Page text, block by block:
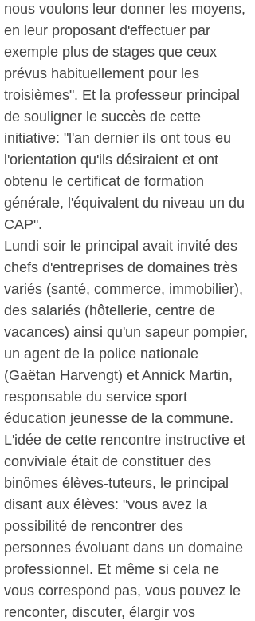
nous voulons leur donner les moyens,
en leur proposant d'effectuer par
exemple plus de stages que ceux
prévus habituellement pour les
troisièmes". Et la professeur principal
de souligner le succès de cette
initiative: "l'an dernier ils ont tous eu
l'orientation qu'ils désiraient et ont
obtenu le certificat de formation
générale, l'équivalent du niveau un du
CAP".
Lundi soir le principal avait invité des
chefs d'entreprises de domaines très
variés (santé, commerce, immobilier),
des salariés (hôtellerie, centre de
vacances) ainsi qu'un sapeur pompier,
un agent de la police nationale
(Gaëtan Harvengt) et Annick Martin,
responsable du service sport
éducation jeunesse de la commune.
L'idée de cette rencontre instructive et
conviviale était de constituer des
binômes élèves-tuteurs, le principal
disant aux élèves: "vous avez la
possibilité de rencontrer des
personnes évoluant dans un domaine
professionnel. Et même si cela ne
vous correspond pas, vous pouvez le
renconter, discuter, élargir vos